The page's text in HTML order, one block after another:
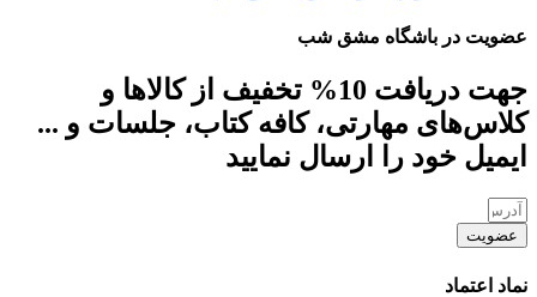
عضویت در باشگاه مشق شب
جهت دریافت 10% تخفیف از کالاها و
کلاس‌های مهارتی، کافه کتاب، جلسات و ...
ایمیل خود را ارسال نمایید
عضویت
نماد اعتماد